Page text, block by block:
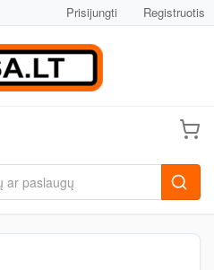
Prisijungti Registruotis